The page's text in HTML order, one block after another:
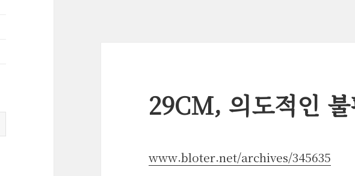
29CM, 의도적인
www.bloter.net/archives/345635